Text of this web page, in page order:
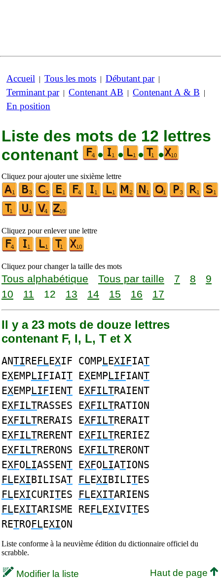
Accueil | Tous les mots | Débutant par|
Terminant par| Contenant AB | Contenant A & B |
En position
Liste des mots de 12 lettres
contenant
• • • •
Cliquez pour ajouter une sixième lettre
Cliquez pour enlever une lettre
Cliquez pour changer la taille des mots
Tous alphabétique Tous par taille 7 8
9
10
11 12 13 14 15 16 17
Il y a 23 mots de douze lettres
contenant F, I, L, T et X
ANTIREFLEXIF COMPLEXIFIAT
EXEMPLIFIAIT EXEMPLIFIANT
EXEMPLIFIENT EXFILTRAIENT
EXFILTRASSES EXFILTRATION
EXFILTRERAIS EXFILTRERAIT
EXFILTRERENT EXFILTRERIEZ
EXFILTRERONS EXFILTRERONT
EXFOLIASSENT EXFOLIATIONS
FLEXIBILISAT FLEXIBILITES
FLEXICURITES FLEXITARIENS
FLEXITARISME REFLEXIVITES
RETROFLEXION
Liste conforme à la neuvième édition du dictionnaire officiel du
scrabble.
Modifier la liste
Haut de page